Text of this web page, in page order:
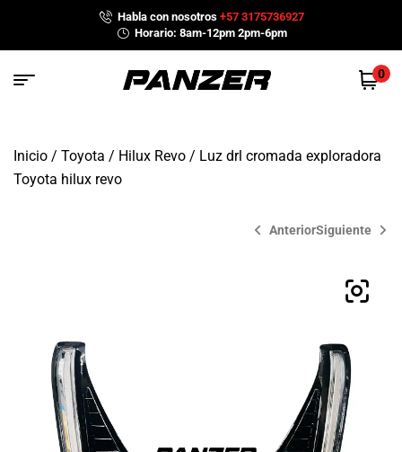
Habla con nosotros+57 3175736927
Horario: 8am-12pm 2pm-6pm
0
Inicio / Toyota / Hilux Revo / Luz drl cromada exploradora
Toyota hilux revo
AnteriorSiguiente